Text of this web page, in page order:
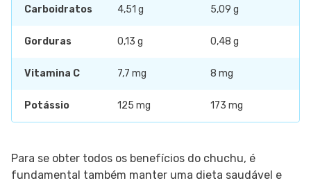
Carboidratos 4,51 g 5,09 g
Gorduras 0,13 g 0,48 g
Vitamina C 7,7 mg 8 mg
Potássio 125 mg 173 mg
Para se obter todos os benefícios do chuchu, é
fundamental também manter uma dieta saudável e